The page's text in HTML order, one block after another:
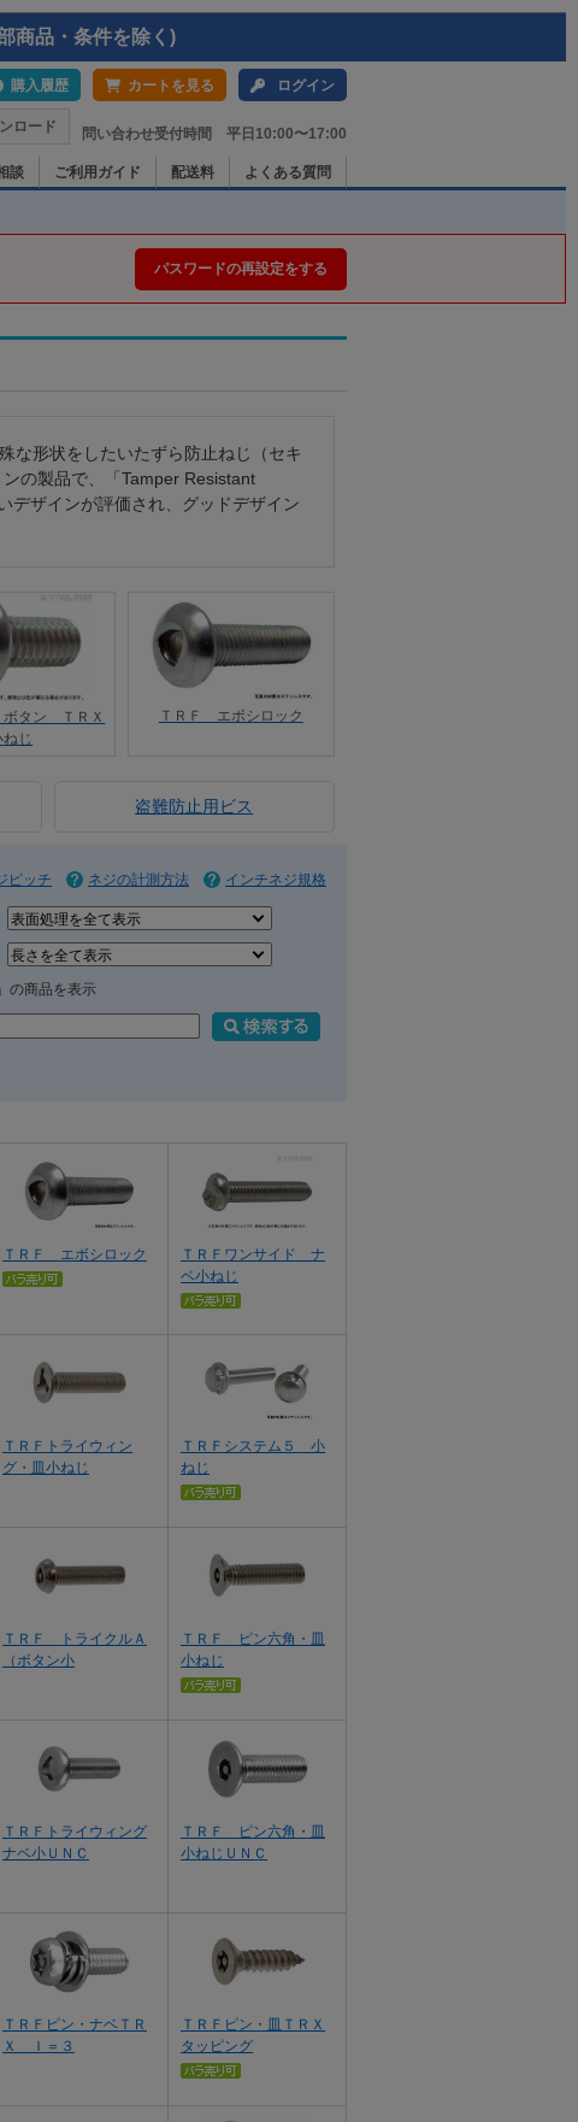
商品・条件を除く)
購入履歴 カートを見る ログイン
ロード 問い合わせ受付時間 平日10:00〜17:00
談 ご利用ガイド 配送料 よくある質問
パスワードの再設定をする
な形状をしたいたずら防止ねじ（セキ
の製品で、「Tamper Resistant
デザインが評価され、グッドデザイン
ボタン ＴＲＸ
ねじ
ＴＲＦ エボシロック
盗難防止用ビス
ピッチ ネジの計測方法 インチネジ規格
の商品を表示
ＴＲＦ エボシロック
ＴＲＦワンサイド ナ
ベ小ねじ
ＴＲＦトライウィン
グ・皿小ねじ
ＴＲＦシステム５ 小
ねじ
ＴＲＦ トライクルＡ
（ボタン小
ＴＲＦ ピン六角・皿
小ねじ
ＴＲＦトライウィング
ナベ小ＵＮＣ
ＴＲＦ ピン六角・皿
小ねじＵＮＣ
ＴＲＦピン・ナベＴＲ
Ｘ Ｉ＝３
ＴＲＦピン・皿ＴＲＸ
タッピング